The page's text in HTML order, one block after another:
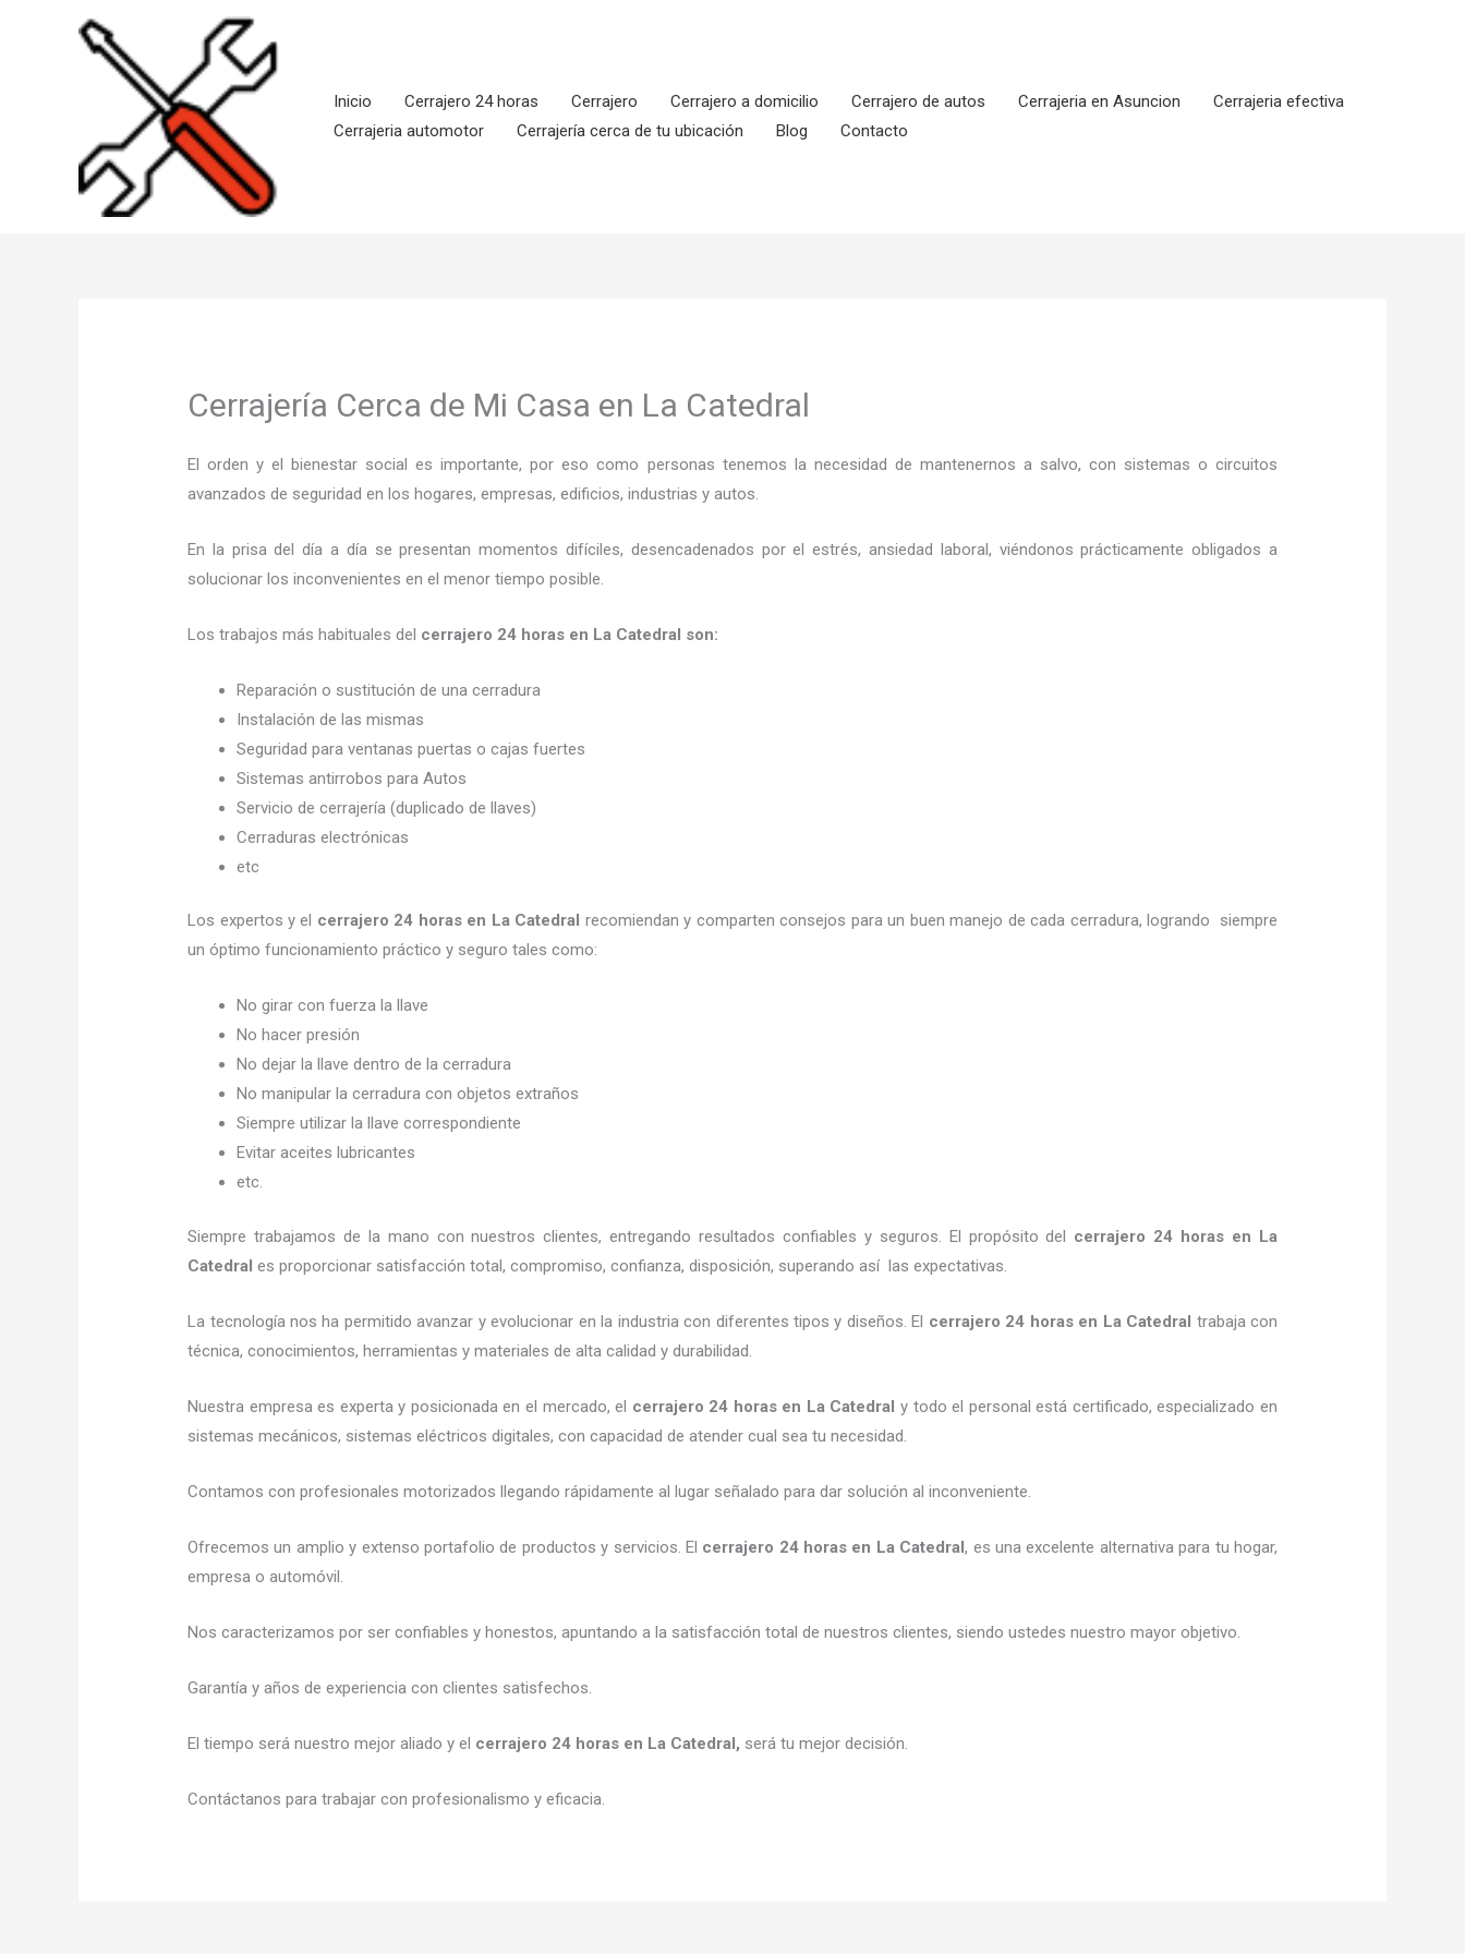
Inicio
Cerrajero 24 horas Cerrajero Cerrajero a domicilio Cerrajero de autos Cerrajeria en Asuncion
Cerrajeria efectiva
Cerrajeria automotor
Cerrajería cerca de tu ubicación Blog Contacto
Cerrajería Cerca de Mi Casa en La Catedral
El orden y el bienestar social es importante, por eso como personas tenemos la necesidad de mantenernos a salvo, con sistemas o circuitos
avanzados de seguridad en los hogares, empresas, edificios, industrias y autos.
En la prisa del día a día se presentan momentos difíciles, desencadenados por el estrés, ansiedad laboral, viéndonos prácticamente obligados a
solucionar los inconvenientes en el menor tiempo posible.
Los trabajos más habituales del cerrajero 24 horas en La Catedral son:
Reparación o sustitución de una cerradura
Instalación de las mismas
Seguridad para ventanas puertas o cajas fuertes
Sistemas antirrobos para Autos
Servicio de cerrajería (duplicado de llaves)
Cerraduras electrónicas
etc
Los expertos y el cerrajero 24 horas en La Catedral recomiendan y comparten consejos para un buen manejo de cada cerradura, logrando siempre
un óptimo funcionamiento práctico y seguro tales como:
No girar con fuerza la llave
No hacer presión
No dejar la llave dentro de la cerradura
No manipular la cerradura con objetos extraños
Siempre utilizar la llave correspondiente
Evitar aceites lubricantes
etc.
Siempre trabajamos de la mano con nuestros clientes, entregando resultados confiables y seguros. El propósito del cerrajero 24 horas en La
Catedral es proporcionar satisfacción total, compromiso, confianza, disposición, superando así las expectativas.
La tecnología nos ha permitido avanzar y evolucionar en la industria con diferentes tipos y diseños. El cerrajero 24 horasen La Catedral trabaja con
técnica, conocimientos, herramientas y materiales de alta calidad y durabilidad.
Nuestra empresa es experta y posicionada en el mercado, el cerrajero 24 horasen La Catedral y todo el personal está certificado, especializado en
sistemas mecánicos, sistemas eléctricos digitales, con capacidad de atender cual sea tu necesidad.
Contamos con profesionales motorizados llegando rápidamente al lugar señalado para dar solución al inconveniente.
Ofrecemos un amplio y extenso portafolio de productos y servicios. El cerrajero 24 horas en La Catedral, es una excelente alternativa para tu hogar,
empresa o automóvil.
Nos caracterizamos por ser confiables y honestos, apuntando a la satisfacción total de nuestros clientes, siendo ustedes nuestro mayor objetivo.
Garantía y años de experiencia con clientes satisfechos.
El tiempo será nuestro mejor aliado y el cerrajero 24 horas en La Catedral, será tu mejor decisión.
Contáctanos para trabajar con profesionalismo y eficacia.